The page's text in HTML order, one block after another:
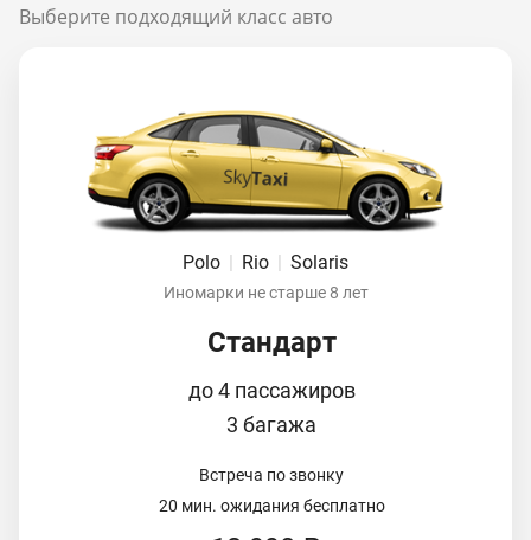
Выберите подходящий класс авто
Polo | Rio | Solaris
Иномарки не старше 8 лет
Стандарт
до 4 пассажиров
3 багажа
Встреча по звонку
20 мин. ожидания бесплатно